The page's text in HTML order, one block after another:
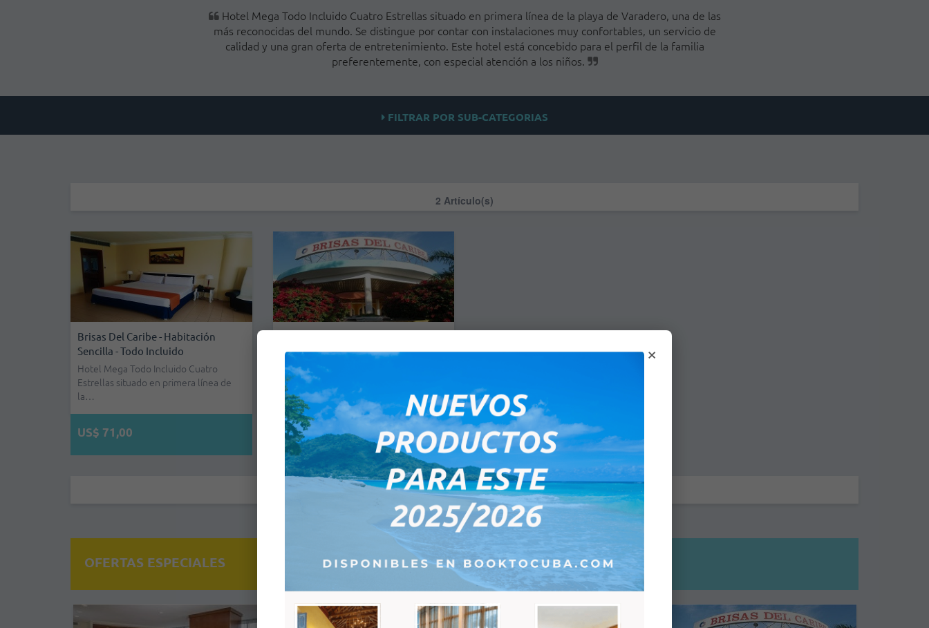
Hotel Mega Todo Incluido Cuatro Estrellas situado en primera línea de la playa de Varadero, una de las
más reconocidas del mundo. Se distingue por contar con instalaciones muy confortables, un servicio de
calidad y una gran oferta de entretenimiento. Este hotel está concebido para el perfil de la familia
preferentemente, con especial atención a los niños.
FILTRAR POR SUB-CATEGORIAS
2 Artículo(s)
Brisas Del Caribe - Habitación
Sencilla - Todo Incluido
Hotel Mega Todo Incluido Cuatro
Estrellas situado en primera línea de
la…
US$ 71,00
Doble - Todo Incluido
Hotel Mega Todo Incluido Cuatro
Estrellas situado en primera línea de
la…
US$ 110,00
2 Artículo(s)
OFERTAS ESPECIALES PRODUCTOS DESTACADOS
×